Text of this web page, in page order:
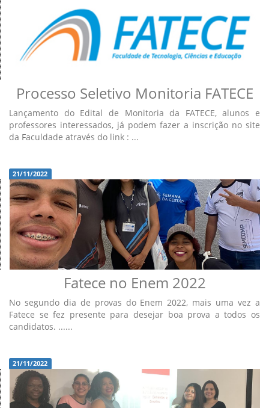
Processo Seletivo Monitoria FATECE
Lançamento do Edital de Monitoria da FATECE, alunos e
professores interessados, já podem fazer a inscrição no site
da Faculdade através do link : ...
21/11/2022
Fatece no Enem 2022
No segundo dia de provas do Enem 2022, mais uma vez a
Fatece se fez presente para desejar boa prova a todos os
candidatos. ......
21/11/2022